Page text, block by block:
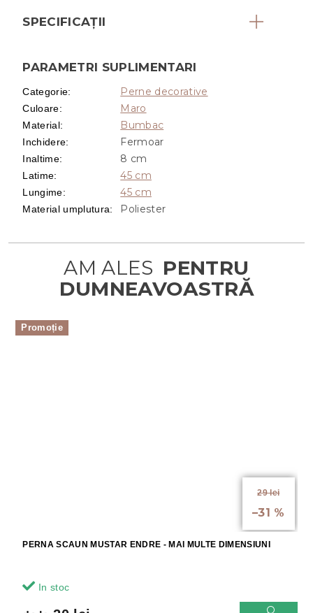
Promoție
29 lei
–31 %
PERNA SCAUN MUSTAR ENDRE - MAI MULTE DIMENSIUNI
In stoc
SPECIFICAȚII
PARAMETRI SUPLIMENTARI
Categorie: Perne decorative
Culoare: Maro
Material: Bumbac
Inchidere: Fermoar
Inaltime: 8 cm
Latime: 45 cm
Lungime: 45 cm
Material umplutura: Poliester